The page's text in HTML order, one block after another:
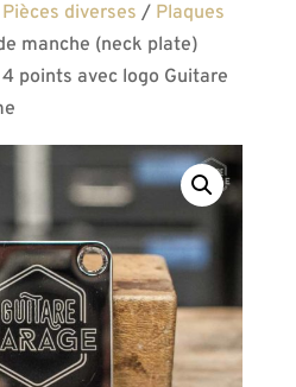
Pièces diverses / Plaques
manche (neck plate)
points avec logo Guitare